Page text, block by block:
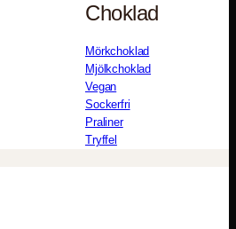
Choklad
Mörkchoklad
Mjölkchoklad
Vegan
Sockerfri
Praliner
Tryffel